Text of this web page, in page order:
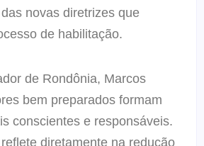
novas diretrizes que
de habilitação.
de Rondônia, Marcos
bem preparados formam
conscientes e responsáveis.
diretamente na redução